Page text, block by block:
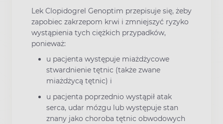
Lek Clopidogrel Genoptim przepisuje się, żeby
zapobiec zakrzepom krwi i zmniejszyć ryzyko
wystąpienia tych ciężkich przypadków,
ponieważ:
u pacjenta występuje miażdżycowe
stwardnienie tętnic (także zwane
miażdżycą tętnic) i
u pacjenta poprzednio wystąpił atak
serca, udar mózgu lub występuje stan
znany jako choroba tętnic obwodowych